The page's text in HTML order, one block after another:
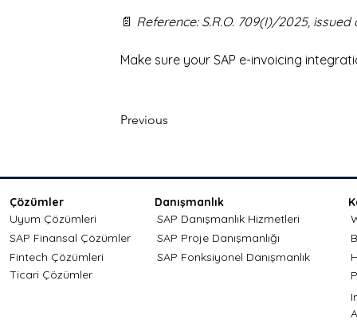
📄 Reference: S.R.O. 709(I)/2025,
Make sure your SAP e-invoicing
Previous
Çözümler
Uyum Çözümleri
SAP Finansal Çözümler
Fintech Çözümleri
Danışmanlık
SAP Danışmanlık Hizmetleri
SAP Proje Danışmanlığı
SAP Fonksiyonel Danışmanlık
Ticari Çözümler